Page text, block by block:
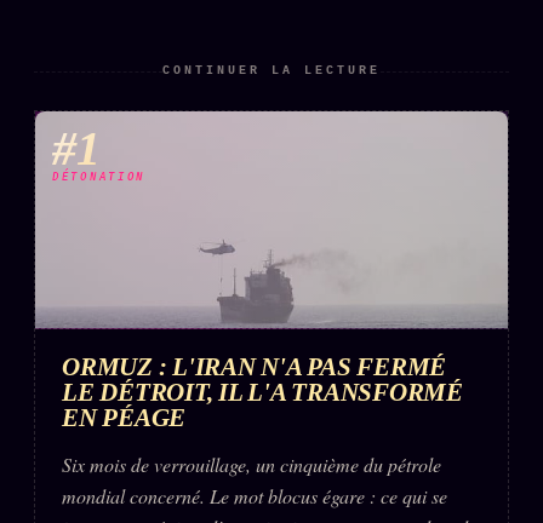
CONTINUER LA LECTURE
#1
DÉTONATION
ORMUZ : L'IRAN N'A PAS FERMÉ
LE DÉTROIT, IL L'A TRANSFORMÉ
EN PÉAGE
Six mois de verrouillage, un cinquième du pétrole
mondial concerné. Le mot blocus égare : ce qui se